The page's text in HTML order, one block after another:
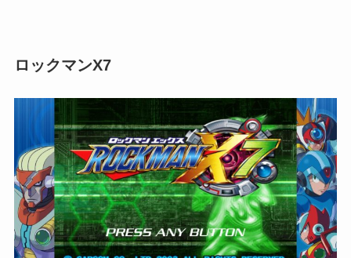
ロックマンX7